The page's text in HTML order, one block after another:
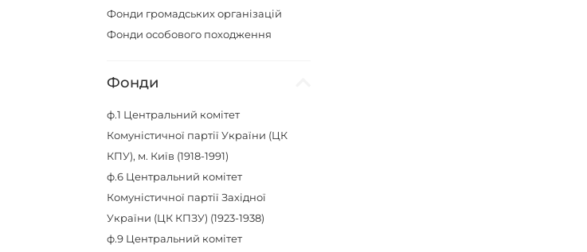
Фонди громадських організацій
Фонди особового походження
Фонди
ф.1 Центральний комітет
Комуністичної партії України (ЦК
КПУ), м. Київ (1918-1991)
ф.6 Центральний комітет
Комуністичної партії Західної
України (ЦК КПЗУ) (1923-1938)
ф.9 Центральний комітет